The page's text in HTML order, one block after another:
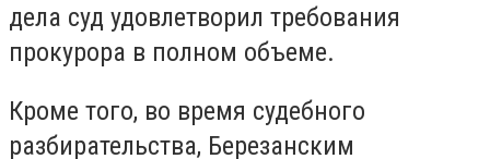
дела суд удовлетворил требования
прокурора в полном объеме.
Кроме того, во время судебного
разбирательства, Березанским